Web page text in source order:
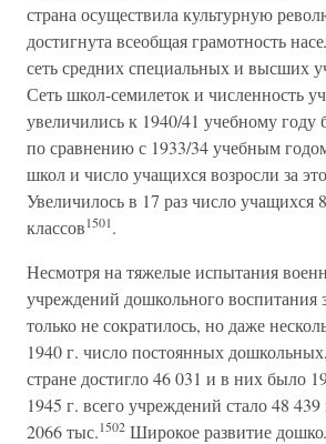
страна осуществила культурную
достигнута всеобщая грамотность
сеть средних специальных и высших
Сеть школ-семилеток и численность
увеличились к 1940/41 учебному году
по сравнению с 1933/34 учебным
школ и число учащихся возросли за
Увеличилось в 17 раз число
классов1501.
Несмотря на тяжелые испытания
учреждений дошкольного воспитания
только не сократилось, но даже
1940 г. число постоянных
стране достигло 46 031 и в них было
1945 г. всего учреждений стало 48
2066 тыс.1502 Широкое развитие